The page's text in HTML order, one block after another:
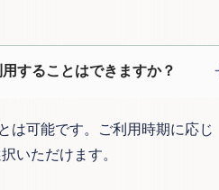
することはできますか？
は可能です。ご利用時期に応じ
いただけます。